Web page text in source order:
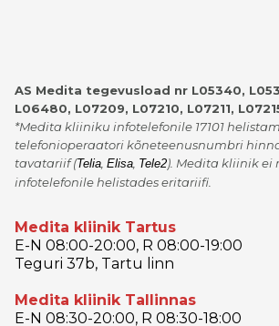
Medita kliinik Tartus
E-N 08:00-20:00, R 08:00-19:00
Teguri 37b, Tartu linn
Medita kliinik Tallinnas
E-N 08:30-20:00, R 08:30-18:00
AS Medita tegevusload nr L05340,
L06480, L07209, L07210, L07211,
*Medita kliiniku infotelefonile 17101
telefonioperaatori kõneteenusnumbri
tavatariif(Telia Elisa Tele2) . Medita kliinik ei
infotelefonile helistades eritariifi.